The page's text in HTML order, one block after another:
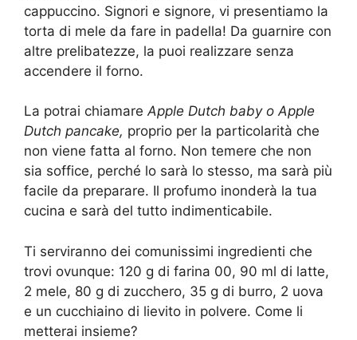
cappuccino. Signori e signore, vi presentiamo la
torta di mele da fare in padella! Da guarnire con
altre prelibatezze, la puoi realizzare senza
accendere il forno.
La potrai chiamareApple Dutch baby o Apple
Dutch pancake, proprio per la particolarità che
non viene fatta al forno. Non temere che non
sia soffice, perché lo sarà lo stesso, ma sarà più
facile da preparare. Il profumo inonderà la tua
cucina e sarà del tutto indimenticabile.
Ti serviranno dei comunissimi ingredienti che
trovi ovunque: 120 g di farina 00, 90 ml di latte,
2 mele, 80 g di zucchero, 35 g di burro, 2 uova
e un cucchiaino di lievito in polvere. Come li
metterai insieme?